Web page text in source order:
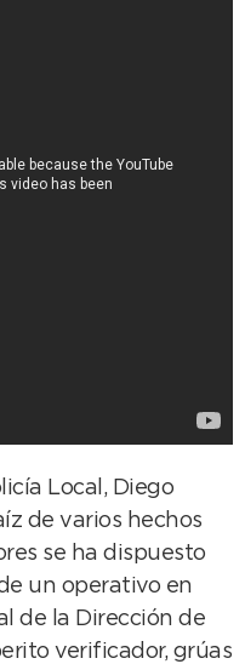
Local, Diego
de varios hechos
se ha dispuesto
un operativo en
de la Dirección de
verificador, grúas